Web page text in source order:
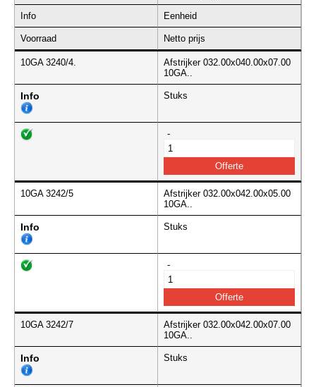
Info Eenheid
Voorraad Netto prijs
10GA 3240/4.
Afstrijker 032.00x040.00x07.00
10GA..
Info Stuks
-
10GA 3242/5
Afstrijker 032.00x042.00x05.00
10GA..
Info Stuks
-
10GA 3242/7
Afstrijker 032.00x042.00x07.00
10GA..
Info Stuks